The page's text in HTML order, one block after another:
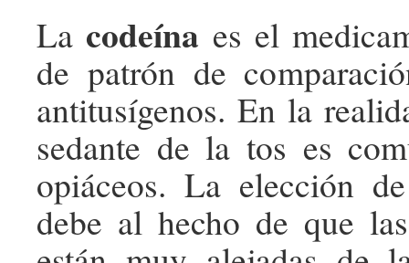
La codeína es el
de patrón de
antitusígenos. En la
sedante de la tos es
opiáceos. La elección
debe al hecho de que